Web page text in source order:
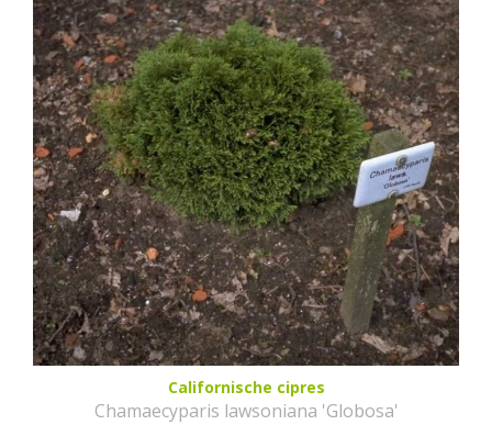
Californische cipres
Chamaecyparis lawsoniana 'Globosa'